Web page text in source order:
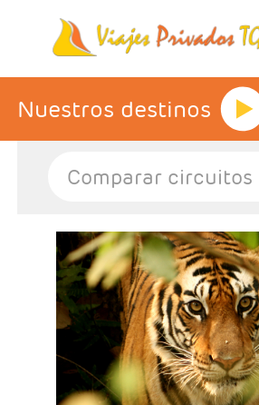
Nuestros destinos
- Salidas: Sábados
- Ruta: 1 noche Kathmandu, 2
Chitwan, 2n Pokhara y 2
- Categoría hotelera: Primera,
y deluxe
- Régimen: 7 desayunos. 3